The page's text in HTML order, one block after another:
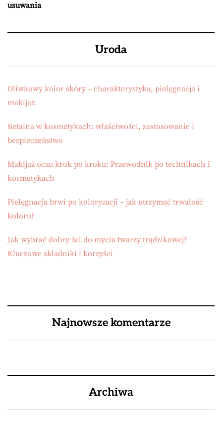
usuwania
Uroda
Oliwkowy kolor skóry – charakterystyka, pielęgnacja i
makijaż
Betaina w kosmetykach: właściwości, zastosowanie i
bezpieczeństwo
Makijaż oczu krok po kroku: Przewodnik po technikach i
kosmetykach
Pielęgnacja brwi po koloryzacji – jak utrzymać trwałość
koloru?
Jak wybrać dobry żel do mycia twarzy trądzikowej?
Kluczowe składniki i korzyści
Najnowsze komentarze
Archiwa